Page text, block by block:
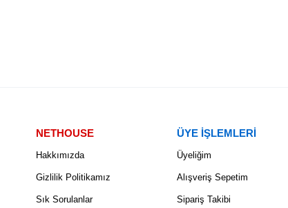
NETHOUSE
Hakkımızda
Gizlilik Politikamız
Sık Sorulanlar
ÜYE İŞLEMLERİ
Üyeliğim
Alışveriş Sepetim
Sipariş Takibi